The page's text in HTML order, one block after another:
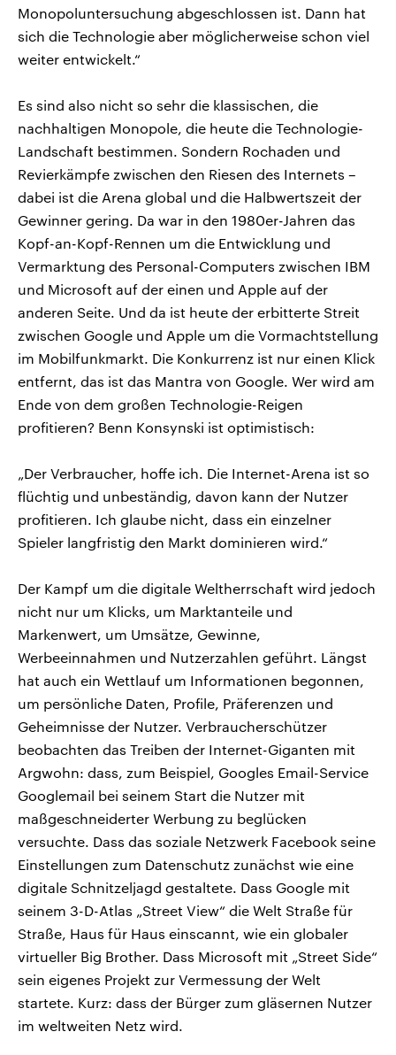
Monopoluntersuchung abgeschlossen ist. Dann hat
sich die Technologie aber möglicherweise schon viel
weiter entwickelt.“
Es sind also nicht so sehr die klassischen, die
nachhaltigen Monopole, die heute die Technologie-
Landschaft bestimmen. Sondern Rochaden und
Revierkämpfe zwischen den Riesen des Internets –
dabei ist die Arena global und die Halbwertszeit der
Gewinner gering. Da war in den 1980er-Jahren das
Kopf-an-Kopf-Rennen um die Entwicklung und
Vermarktung des Personal-Computers zwischen IBM
und Microsoft auf der einen und Apple auf der
anderen Seite. Und da ist heute der erbitterte Streit
zwischen Google und Apple um die Vormachtstellung
im Mobilfunkmarkt. Die Konkurrenz ist nur einen Klick
entfernt, das ist das Mantra von Google. Wer wird am
Ende von dem großen Technologie-Reigen
profitieren? Benn Konsynski ist optimistisch:
„Der Verbraucher, hoffe ich. Die Internet-Arena ist so
flüchtig und unbeständig, davon kann der Nutzer
profitieren. Ich glaube nicht, dass ein einzelner
Spieler langfristig den Markt dominieren wird.“
Der Kampf um die digitale Weltherrschaft wird jedoch
nicht nur um Klicks, um Marktanteile und
Markenwert, um Umsätze, Gewinne,
Werbeeinnahmen und Nutzerzahlen geführt. Längst
hat auch ein Wettlauf um Informationen begonnen,
um persönliche Daten, Profile, Präferenzen und
Geheimnisse der Nutzer. Verbraucherschützer
beobachten das Treiben der Internet-Giganten mit
Argwohn: dass, zum Beispiel, Googles Email-Service
Googlemail bei seinem Start die Nutzer mit
maßgeschneiderter Werbung zu beglücken
versuchte. Dass das soziale Netzwerk Facebook seine
Einstellungen zum Datenschutz zunächst wie eine
digitale Schnitzeljagd gestaltete. Dass Google mit
seinem 3-D-Atlas „Street View“ die Welt Straße für
Straße, Haus für Haus einscannt, wie ein globaler
virtueller Big Brother. Dass Microsoft mit „Street Side“
sein eigenes Projekt zur Vermessung der Welt
startete. Kurz: dass der Bürger zum gläsernen Nutzer
im weltweiten Netz wird.